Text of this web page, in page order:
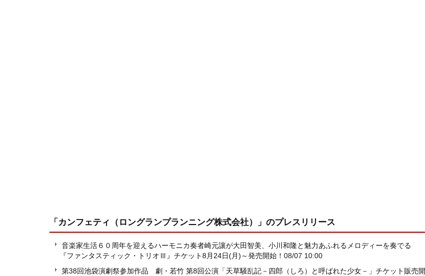
「カンフェティ（ロングランプランニング株式会社）」 のプレスリリース
音楽家生活６０周年を迎えるハーモニカ奏者崎元讓が大田智美、小川和隆と魅力あふれるメロディーを奏でる
『ファンタスティック・トリオⅢ』チケット8月24日(月)～発売開始！ 08/07 10:00
第38回池袋演劇祭参加作品 劇・若竹 第8回公演「天草騒乱記－四郎（しろ）と呼ばれた少女－」チケット販売開